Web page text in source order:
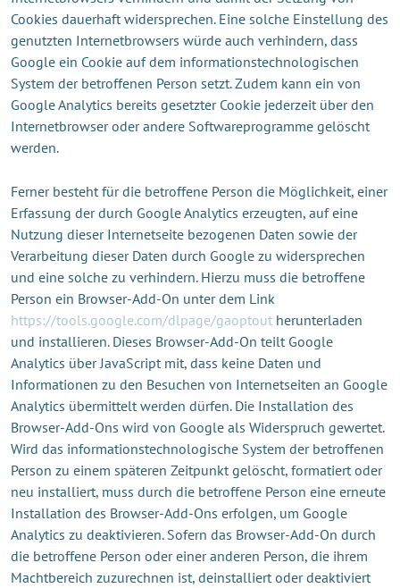
Cookies dauerhaft widersprechen. Eine solche Einstellung des
genutzten Internetbrowsers würde auch verhindern, dass
Google ein Cookie auf dem informationstechnologischen
System der betroffenen Person setzt. Zudem kann ein von
Google Analytics bereits gesetzter Cookie jederzeit über den
Internetbrowser oder andere Softwareprogramme gelöscht
werden.
Ferner besteht für die betroffene Person die Möglichkeit, einer
Erfassung der durch Google Analytics erzeugten, auf eine
Nutzung dieser Internetseite bezogenen Daten sowie der
Verarbeitung dieser Daten durch Google zu widersprechen
und eine solche zu verhindern. Hierzu muss die betroffene
Person ein Browser-Add-On unter dem Link
https://tools.google.com/dlpage/gaoptout herunterladen
und installieren. Dieses Browser-Add-On teilt Google
Analytics über JavaScript mit, dass keine Daten und
Informationen zu den Besuchen von Internetseiten an Google
Analytics übermittelt werden dürfen. Die Installation des
Browser-Add-Ons wird von Google als Widerspruch gewertet.
Wird das informationstechnologische System der betroffenen
Person zu einem späteren Zeitpunkt gelöscht, formatiert oder
neu installiert, muss durch die betroffene Person eine erneute
Installation des Browser-Add-Ons erfolgen, um Google
Analytics zu deaktivieren. Sofern das Browser-Add-On durch
die betroffene Person oder einer anderen Person, die ihrem
Machtbereich zuzurechnen ist, deinstalliert oder deaktiviert